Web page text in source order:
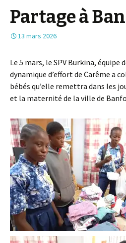
Partage à
13 mars 2026
Le 5 mars, le SPV Burkina, équipe
dynamique d’effort de Carême a
bébés qu’elle remettra dans les
et la maternité de la ville de